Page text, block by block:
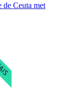
de Ceuta met